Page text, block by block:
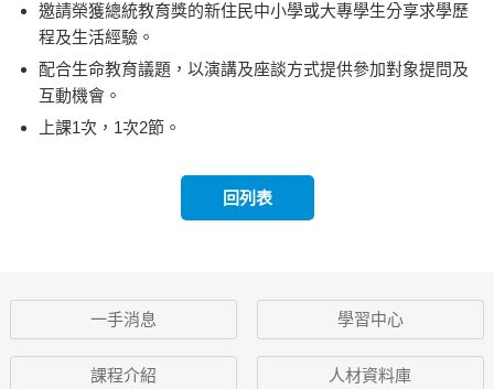
邀請榮獲總統教育獎的新住民中小學或大專學生分享求學歷
程及生活經驗。
配合生命教育議題，以演講及座談方式提供參加對象提問及
互動機會。
上課1次，1次2節。
回列表
一手消息 學習中心
課程介紹 人材資料庫